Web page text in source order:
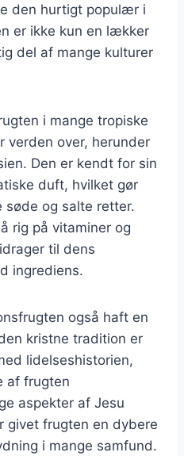
den hurtigt populær i
er ikke kun en lækker
del af mange kulturer
i mange tropiske
verden over, herunder
Den er kendt for sin
duft, hvilket gør
og salte retter.
rig på vitaminer og
til dens
ingrediens.
også haft en
kristne tradition er
lidelseshistorien,
af frugten
aspekter af Jesu
givet frugten en dybere
i mange samfund.